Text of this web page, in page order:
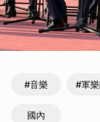
#音樂 #軍
國內